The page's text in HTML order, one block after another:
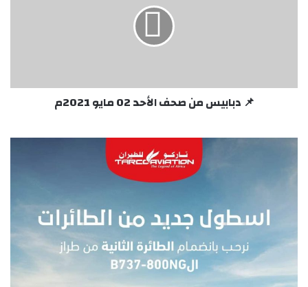
📌 دبابيس من صحف الأحد 02 مايو 2021م